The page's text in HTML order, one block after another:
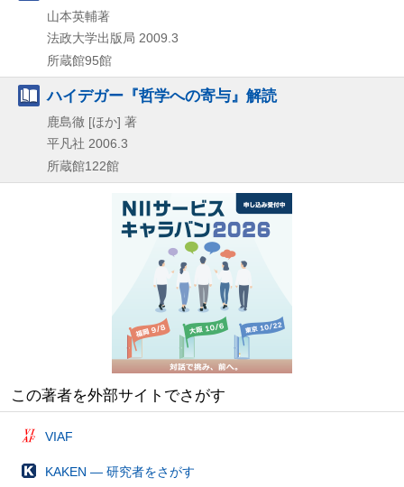
山本英輔著
法政大学出版局 2009.3
所蔵館95館
ハイデガー『哲学への寄与』解読
鹿島徹 [ほか] 著
平凡社 2006.3
所蔵館122館
この著者を外部サイトでさがす
VIAF
KAKEN — 研究者をさがす